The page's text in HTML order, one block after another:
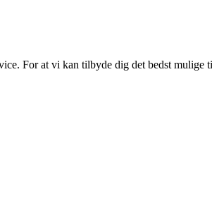
For at vi kan tilbyde dig det bedst mulige